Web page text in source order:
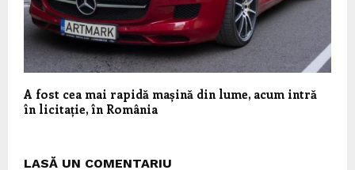
A fost cea mai rapidă mașină din lume, acum intră
în licitație, în România
LASĂ UN COMENTARIU